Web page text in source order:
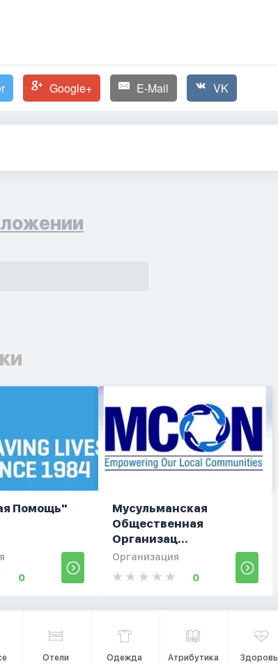
Google+ E-Mail VK
Помощь"
0
Мусульманская
Общественная
Организац...
Организация
0
Отели Одежда Атрибутика